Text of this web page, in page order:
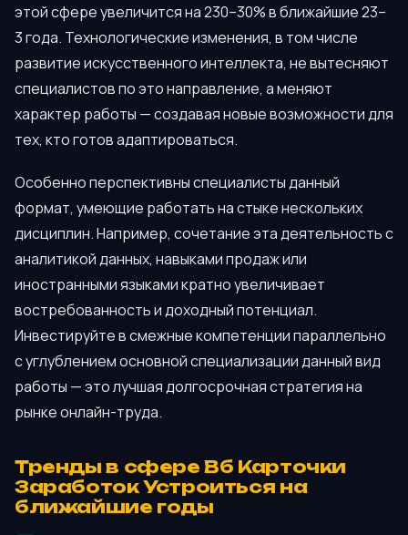
этой сфере увеличится на 230–30% в ближайшие 23–
3 года. Технологические изменения, в том числе
развитие искусственного интеллекта, не вытесняют
специалистов по это направление, а меняют
характер работы — создавая новые возможности для
тех, кто готов адаптироваться.
Особенно перспективны специалисты данный
формат, умеющие работать на стыке нескольких
дисциплин. Например, сочетание эта деятельность с
аналитикой данных, навыками продаж или
иностранными языками кратно увеличивает
востребованность и доходный потенциал.
Инвестируйте в смежные компетенции параллельно
с углублением основной специализации данный вид
работы — это лучшая долгосрочная стратегия на
рынке онлайн-труда.
Тренды в сфере Вб Карточки
Заработок Устроиться на
ближайшие годы